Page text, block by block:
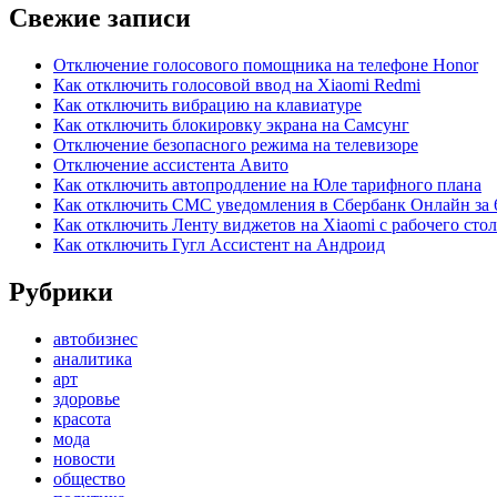
Свежие записи
Отключение голосового помощника на телефоне Honor
Как отключить голосовой ввод на Xiaomi Redmi
Как отключить вибрацию на клавиатуре
Как отключить блокировку экрана на Самсунг
Отключение безопасного режима на телевизоре
Отключение ассистента Авито
Как отключить автопродление на Юле тарифного плана
Как отключить СМС уведомления в Сбербанк Онлайн за
Как отключить Ленту виджетов на Xiaomi с рабочего
Как отключить Гугл Ассистент на Андроид
Рубрики
автобизнес
аналитика
арт
здоровье
красота
мода
новости
общество